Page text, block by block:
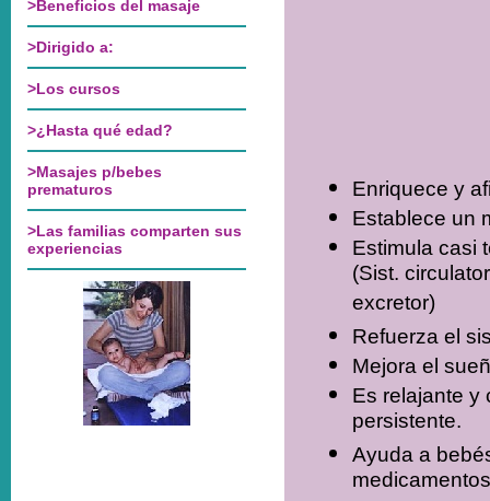
Enriquece y
Establece un
Estimula casi
(Sist.
excretor)
Refuerza el
Mejora el
Es relajante y
persistente.
Ayuda a